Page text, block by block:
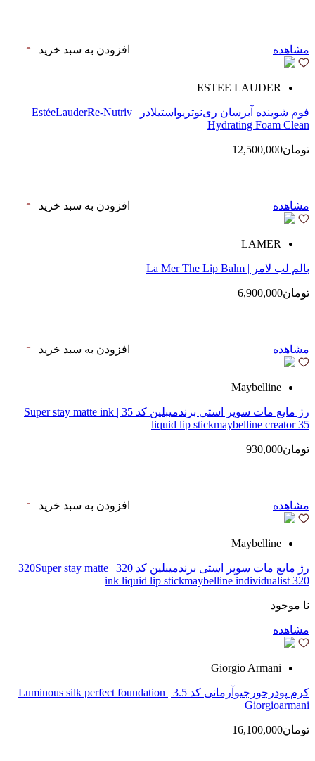
مشاهده افزودن به سبد خرید
ESTEE LAUDER
فوم شوینده آبرسان ری‌نوتریواستیلادر | EstéeLauderRe-Nutriv
Hydrating Foam Clean
تومان12,500,000
مشاهده افزودن به سبد خرید
LAMER
بالم لب لامر | La Mer The Lip Balm
تومان6,900,000
مشاهده افزودن به سبد خرید
Maybelline
رژ مایع مات سوپر استی‌ برندمیبلین کد 35 | Super stay matte ink
liquid lip stickmaybelline creator 35
تومان930,000
مشاهده افزودن به سبد خرید
Maybelline
رژ مایع مات سوپر استی‌ برندمیبلین کد 320 | 320Super stay matte
ink liquid lip stickmaybelline individualist 320
نا موجود
مشاهده
Giorgio Armani
کرم پودرجورجیوآرمانی کد 3.5 | Luminous silk perfect foundation
Giorgioarmani
تومان16,100,000